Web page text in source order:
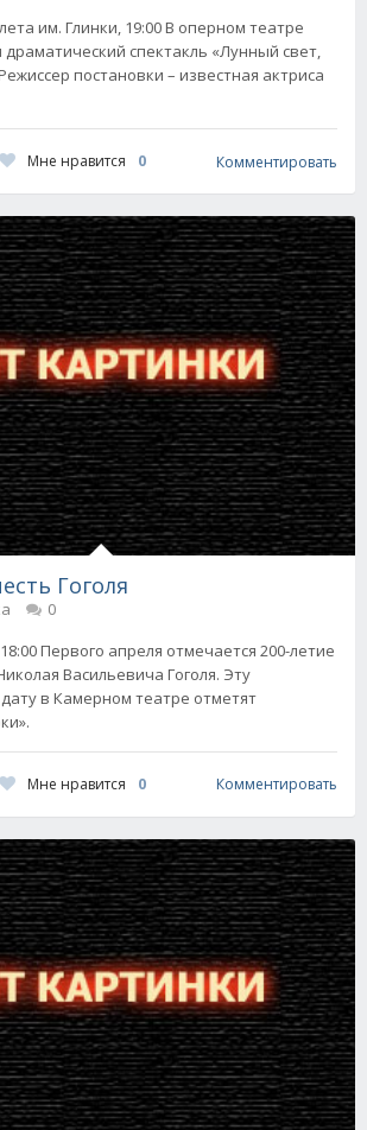
им. Глинки, 19:00 В оперном театре
драматический спектакль «Лунный свет,
постановки – известная актриса
Мне нравится 0 Комментировать
Гоголя
0
Первого апреля отмечается 200-летие
Васильевича Гоголя. Эту
в Камерном театре отметят
Мне нравится 0 Комментировать